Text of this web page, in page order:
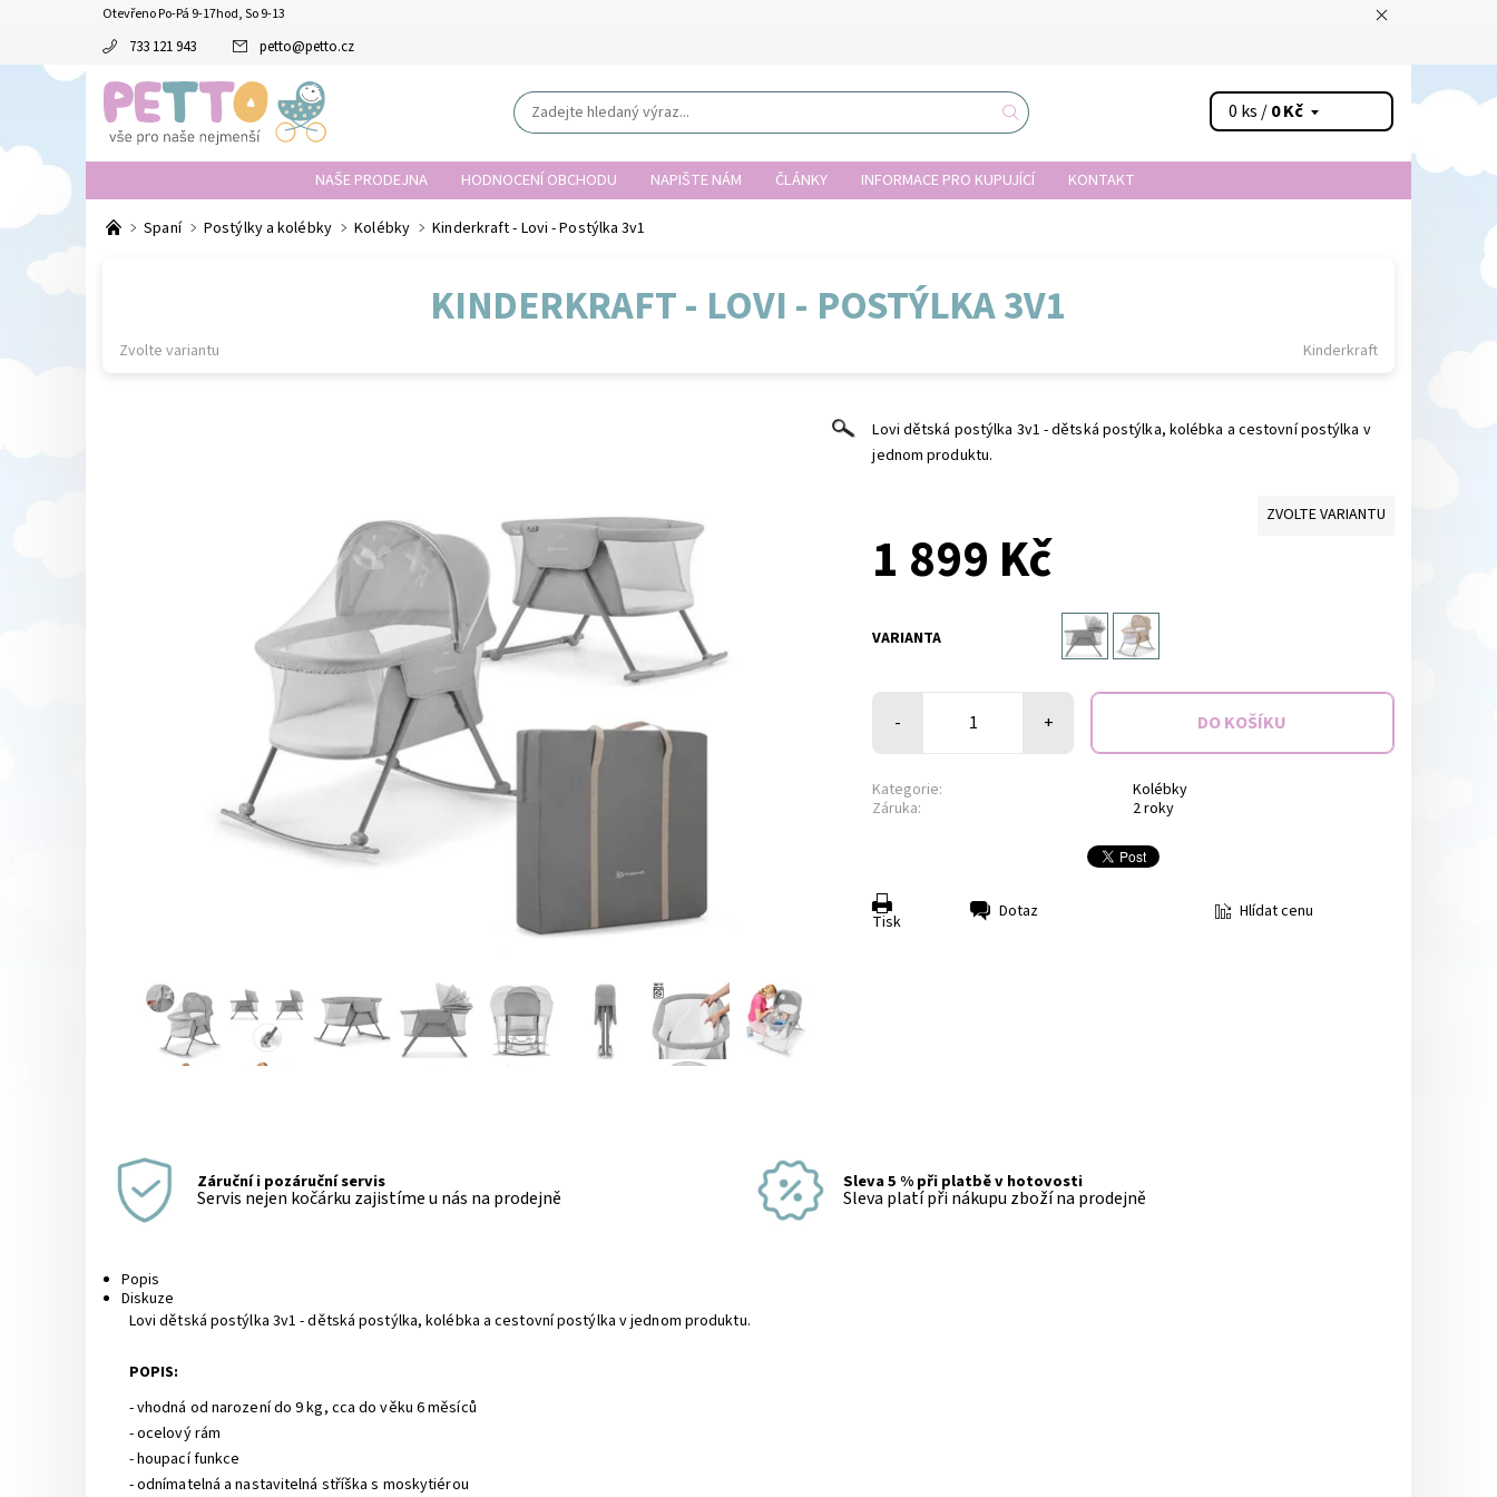
Otevřeno Po-Pá 9-17hod, So 9-13
733 121 943 petto@petto.cz
0 ks /0 Kč
NAŠE PRODEJNA HODNOCENÍ OBCHODU NAPIŠTE NÁM ČLÁNKY INFORMACE PRO KUPUJÍCÍ KONTAKT
Spaní Postýlky a kolébky Kolébky Kinderkraft - Lovi - Postýlka 3v1
KINDERKRAFT - LOVI - POSTÝLKA 3V1
Zvolte variantu Kinderkraft
Lovi dětská postýlka 3v1 - dětská postýlka, kolébka a cestovní postýlka v
jednom produktu.
ZVOLTE VARIANTU
1 899 Kč
VARIANTA
- +
Kategorie:
Kolébky
Záruka:
2 roky
Tisk Dotaz Hlídat cenu
Záruční i pozáruční servis
Servis nejen kočárku zajistíme u nás na prodejně
Sleva 5 % při platbě v hotovosti
Sleva platí při nákupu zboží na prodejně
Popis
Diskuze
Lovi dětská postýlka 3v1 - dětská postýlka, kolébka a cestovní postýlka v jednom produktu.
POPIS:
- vhodná od narození do 9 kg, cca do věku 6 měsíců
- ocelový rám
- houpací funkce
- odnímatelná a nastavitelná stříška s moskytiérou